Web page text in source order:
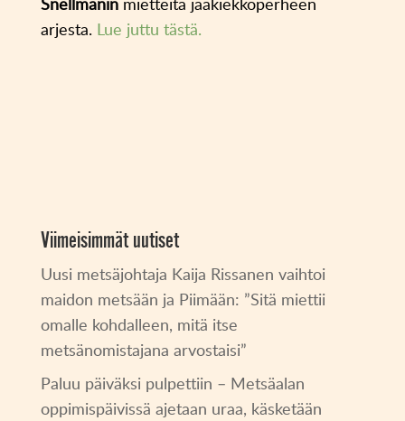
arjesta. Lue juttu tästä.
Viimeisimmät uutiset
Uusi metsäjohtaja Kaija Rissanen vaihtoi
maidon metsään ja Piimään: ”Sitä miettii
omalle kohdalleen, mitä itse
metsänomistajana arvostaisi”
Paluu päiväksi pulpettiin – Metsäalan
oppimispäivissä ajetaan uraa, käsketään